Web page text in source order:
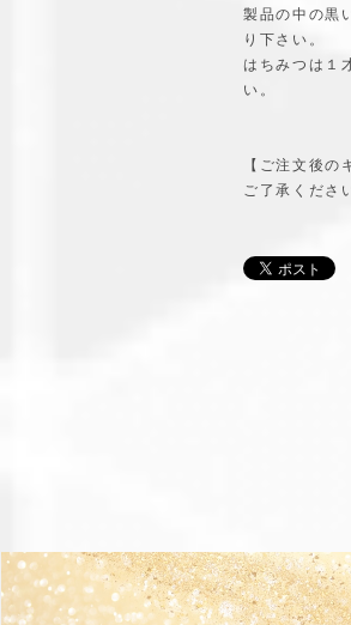
製品の中の黒
り下さい。
はちみつは１
い。
【ご注文後の
ご了承くださ